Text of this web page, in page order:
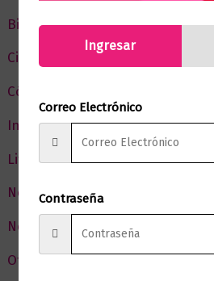
Bienestar
Ciencia y Conocimiento
Cómic y Fantasía
Infantil y Juvenil
Literatura
Negocios
Novedades
Ofertas
Ingresar
Correo Electrónico
Contraseña